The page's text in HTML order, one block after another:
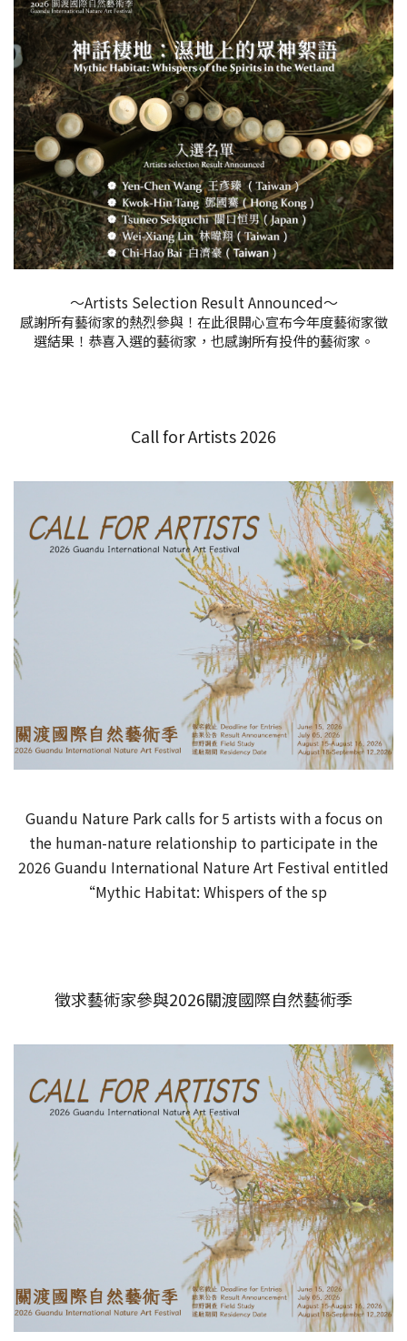
～Artists Selection Result Announced～
感謝所有藝術家的熱烈參與！在此很開心宣布今年度藝術家徵
選結果！恭喜入選的藝術家，也感謝所有投件的藝術家。
Call for Artists 2026
Guandu Nature Park calls for 5 artists with a focus on
the human-nature relationship to participate in the
2026 Guandu International Nature Art Festival entitled
“Mythic Habitat: Whispers of the sp
徵求藝術家參與2026關渡國際自然藝術季